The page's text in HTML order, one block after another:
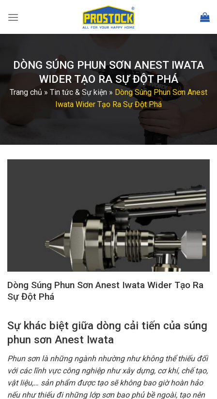
DÒNG SÚNG PHUN SƠN ANEST IWATA
WIDER TẠO RA SỰ ĐỘT PHÁ
Trang chủ » Tin tức & Sự kiện » Dòng Súng Phun Sơn Anest
Iwata Wider Tạo Ra Sự Đột Phá
Dòng Súng Phun Sơn Anest Iwata Wider Tạo Ra
Sự Đột Phá
Sự khác biệt giữa dòng cải tiến của súng
phun sơn Anest Iwata
Phun sơn là những ngành nhường như không thể thiếu đối
với các lĩnh vực công nghiệp như xây dựng, cơ khí, chế tạo,
vật liệu,… sản phẩm được tạo sẽ không bao giờ hoàn hảo
nếu như thiếu đi những lớp sơn bao phủ bề ngoài, tạo nên